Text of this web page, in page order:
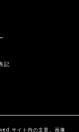
記
サイト内の文章、画像